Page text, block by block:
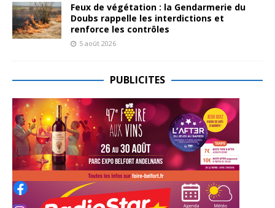
Feux de végétation : la Gendarmerie du
Doubs rappelle les interdictions et
renforce les contrôles
5 août 2026
PUBLICITES